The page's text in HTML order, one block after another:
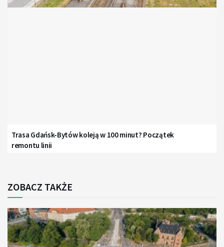
Trasa Gdańsk-Bytów koleją w 100 minut? Początek
remontu linii
ZOBACZ TAKŻE